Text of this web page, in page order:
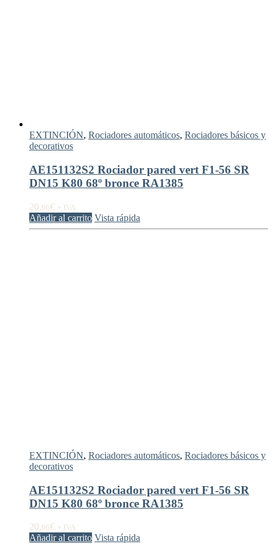
EXTINCIÓN, Rociadores automáticos, Rociadores básicos y
decorativos
AE151132S2 Rociador pared vert F1-56 SR
DN15 K80 68º bronce RA1385
20,96€ + IVA
Añadir al carrito Vista rápida
EXTINCIÓN, Rociadores automáticos, Rociadores básicos y
decorativos
AE151132S2 Rociador pared vert F1-56 SR
DN15 K80 68º bronce RA1385
20,96€ + IVA
Añadir al carrito Vista rápida